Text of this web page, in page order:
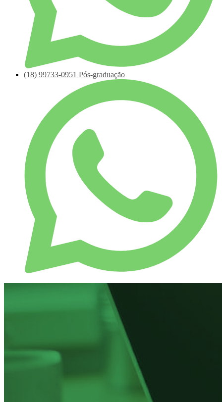
(18) 99733-0951 Pós-graduação